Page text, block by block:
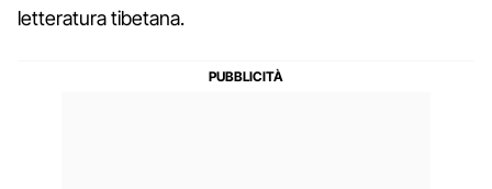
letteratura tibetana.